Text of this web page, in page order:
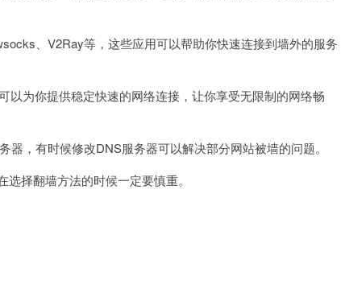
vqn
、V2Ray等，这些应用可以帮助你快速连接到墙外的服务
为你提供稳定快速的网络连接，让你享受无限制的网络畅
，有时候修改DNS服务器可以解决部分网站被墙的问题。
择翻墙方法的时候一定要慎重。